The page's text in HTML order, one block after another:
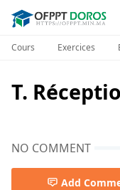
Cours Exercices
T.
NO COMMENT
Add